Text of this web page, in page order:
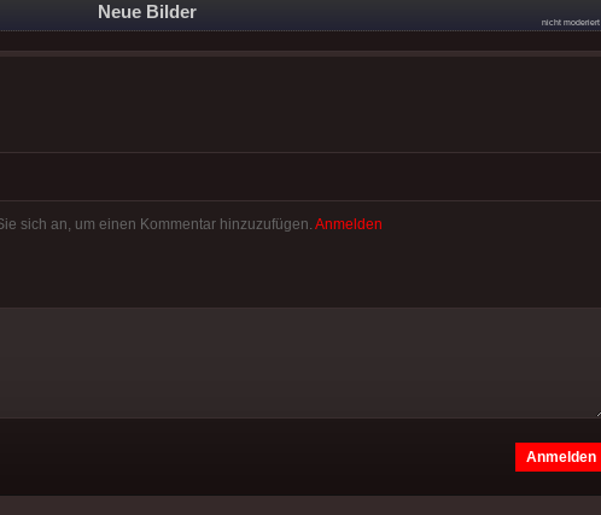
Neue Bilder
nicht moderiert
sich an, um einen Kommentar hinzuzufügen. Anmelden